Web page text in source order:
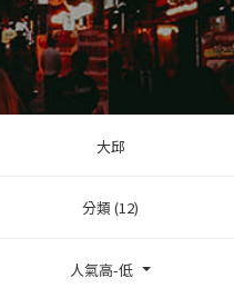
大邱
分類 (12)
人氣高-低